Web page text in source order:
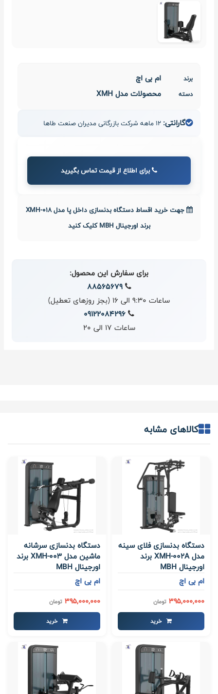
برند ام بی اچ
دسته محصولات مدل XMH
گارانتی:
برای اطلاع از قیمت تماس بگیرید
جهت خرید اقساط دستگاه بدنسازی داخل پا مدل XMH-018
برند اورجینال MBH کلیک کنید
برای سفارش این محصول:
88565679
ساعات 9:30 الی 16 (بجز روزهای تعطیل)
09122084296
ساعات 17 الی 20
کالاهای مشابه
دستگاه بدنسازی فلای سینه
مدل XMH-002A برند
اورجینال MBH
ام بی اچ
395,000,000 تومان
خرید
دستگاه بدنسازی سرشانه
ماشین مدل XMH-003 برند
اورجینال MBH
ام بی اچ
395,000,000 تومان
خرید